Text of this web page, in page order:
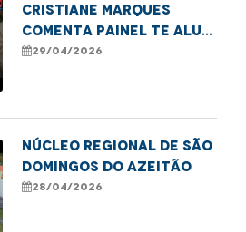
Cristiane Marques
comenta painel Te Alui,
Mulher sobre inclusão
29/04/2026
Núcleo Regional de São
Domingos do Azeitão
28/04/2026